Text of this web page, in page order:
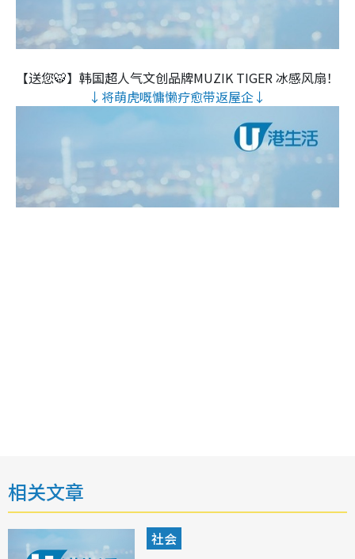
【送您🐯】韩国超人气文创品牌MUZIK TIGER 冰感风扇！
↓将萌虎嘅慵懒疗愈带返屋企↓
相关文章
社会